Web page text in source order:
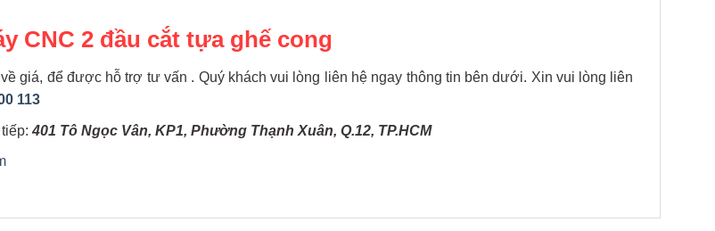
CNC 2 đầu cắt tựa ghế cong
giá, để được hỗ trợ tư vấn . Quý khách vui lòng liên hệ ngay thông tin bên dưới. Xin vui lòng liên
113
tiếp:401 Tô Ngọc Vân, KP1, Phường Thạnh Xuân, Q.12, TP.HCM